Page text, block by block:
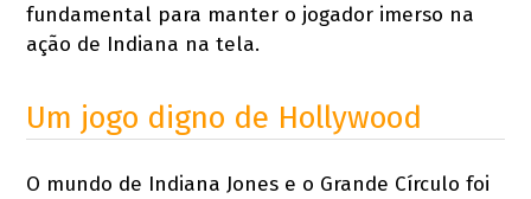
fundamental para manter o jogador imerso na
ação de Indiana na tela.
Um jogo digno de Hollywood
O mundo de Indiana Jones e o Grande Círculo foi